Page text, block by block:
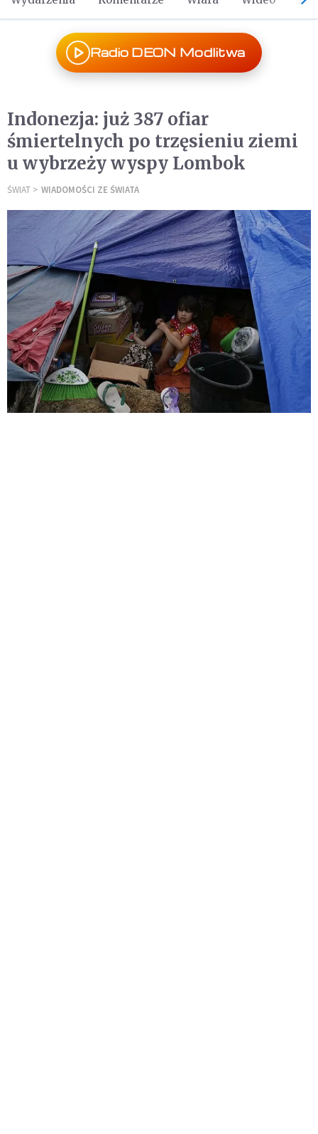
Radio DEON Modlitwa
Indonezja: już 387 ofiar
śmiertelnych po trzęsieniu ziemi
u wybrzeży wyspy Lombok
ŚWIAT WIADOMOŚCI ZE ŚWIATA